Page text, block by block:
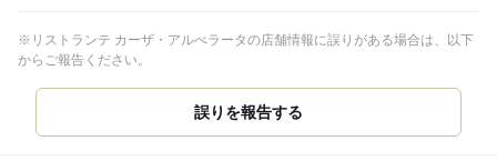
※リストランテ カーザ・アルべラータの店舗情報に誤りがある場合は、以下
からご報告ください。
誤りを報告する